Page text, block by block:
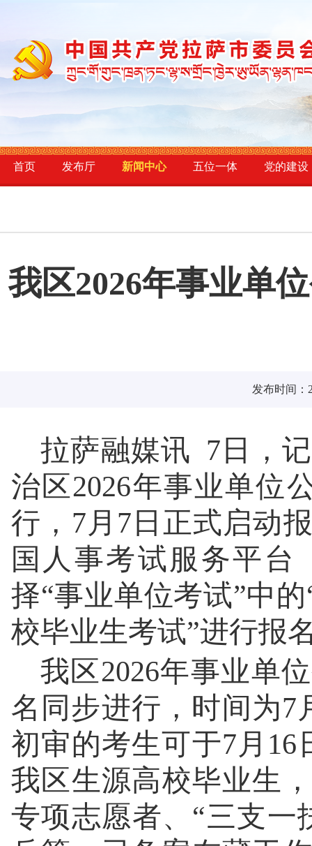
首页 发布厅 新闻中心 五位一体 党的建设
我区2026年事业单
发布时间：
拉萨融媒讯 7日，
治区2026年事业单位
行，7月7日正式启动
国人事考试服务平台
择“事业单位考试”中
校毕业生考试”进行报
我区2026年事业单
名同步进行，时间为7
初审的考生可于7月16
我区生源高校毕业生
专项志愿者、“三支一